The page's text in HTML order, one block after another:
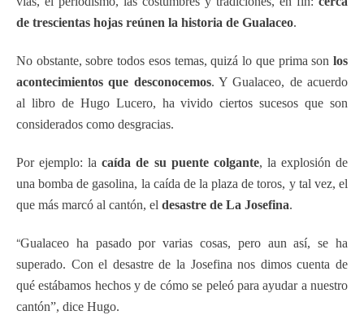
de trescientas hojas reúnen la historia de Gualaceo.
No obstante, sobre todos esos temas, quizá lo que prima son los
acontecimientos que desconocemos. Y Gualaceo, de acuerdo
al libro de Hugo Lucero, ha vivido ciertos sucesos que son
considerados como desgracias.
Por ejemplo: la caída de su puente colgante, la explosión de
una bomba de gasolina, la caída de la plaza de toros, y tal vez, el
que más marcó al cantón, el desastre de La Josefina.
“Gualaceo ha pasado por varias cosas, pero aun así, se ha
superado. Con el desastre de la Josefina nos dimos cuenta de
qué estábamos hechos y de cómo se peleó para ayudar a nuestro
cantón”, dice Hugo.